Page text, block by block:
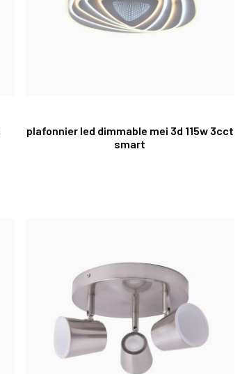
plafonnier led dimmable mei 3d 115w 3cct
smart